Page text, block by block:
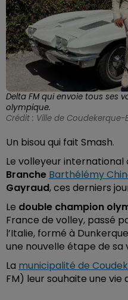
Delta FM qui envoie tous ses
olympique.
Crédit : Ville de Coudekerque-
Un bisou qui fait Smash.
Le volleyeur international
Branche Barthélémy
Gayraud, ces derniers
Le double champion
France de volley, passé
l’Italie, formé à
une nouvelle étape de sa
La municipalité de
FM) leur souhaite une